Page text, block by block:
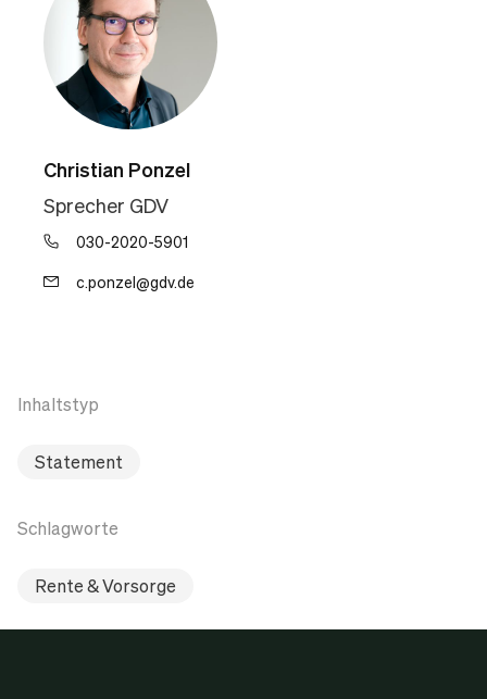
Christian Ponzel
Sprecher GDV
030-2020-5901
c.ponzel@gdv.de
Inhaltstyp
Statement
Schlagworte
Rente & Vorsorge